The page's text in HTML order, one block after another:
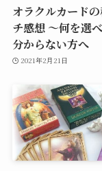
オラクルカード
チ感想 ～何を選
分からない方へ
2021年2月21日